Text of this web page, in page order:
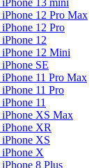
13 mini
12 Pro Max
12 Pro
12
12 Mini
SE
11 Pro Max
11 Pro
11
XS Max
XR
XS
X
8 Plus